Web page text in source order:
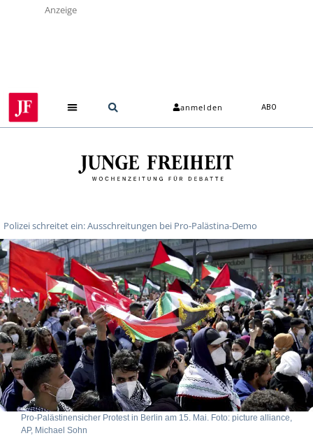
Anzeige
anmelden ABO
Polizei schreitet ein: Ausschreitungen bei Pro-Palästina-Demo
Pro-Palästinensicher Protest in Berlin am 15. Mai. Foto: picture alliance,
AP, Michael Sohn